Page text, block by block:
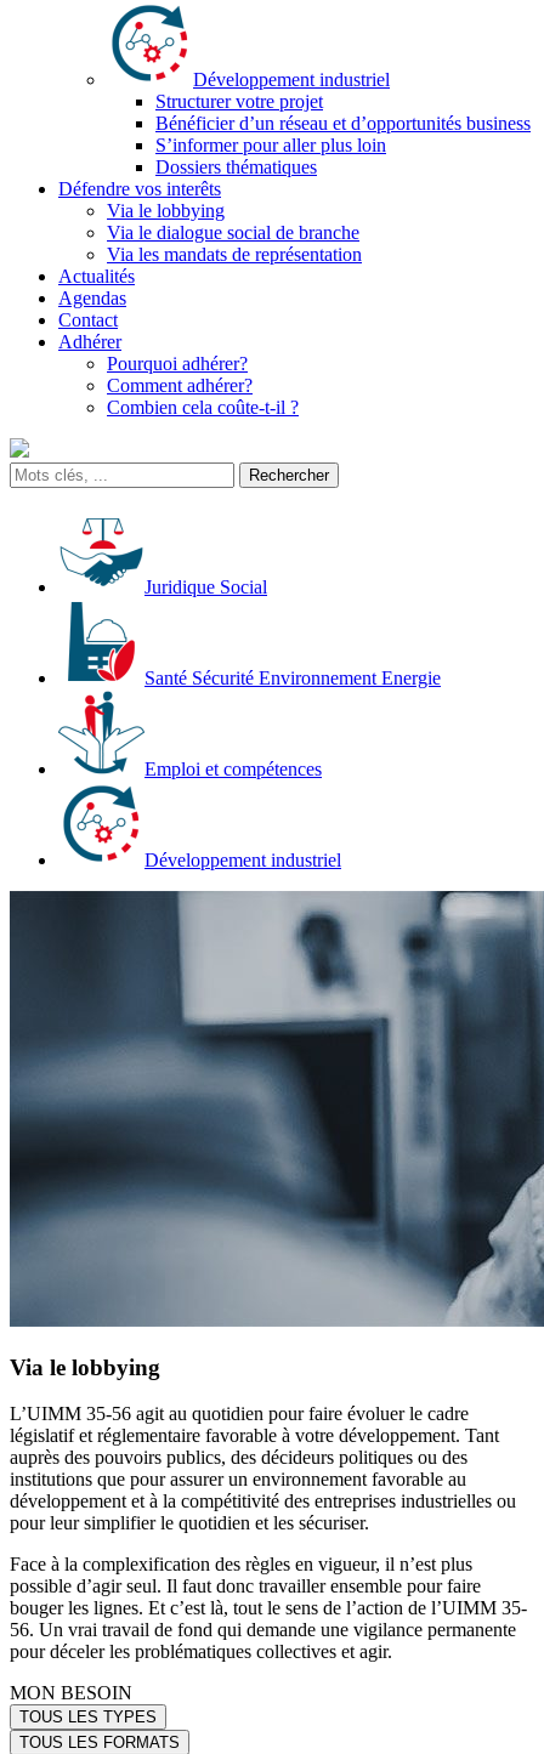
Développement industriel
Structurer votre projet
Bénéficier d’un réseau et d’opportunités business
S’informer pour aller plus loin
Dossiers thématiques
Défendre vos interêts
Via le lobbying
Via le dialogue social de branche
Via les mandats de représentation
Actualités
Agendas
Contact
Adhérer
Pourquoi adhérer?
Comment adhérer?
Combien cela coûte-t-il ?
Juridique Social
Santé Sécurité Environnement Energie
Emploi et compétences
Développement industriel
Via le lobbying
L’UIMM 35-56 agit au quotidien pour faire évoluer le cadre
législatif et réglementaire favorable à votre développement. Tant
auprès des pouvoirs publics, des décideurs politiques ou des
institutions que pour assurer un environnement favorable au
développement et à la compétitivité des entreprises industrielles ou
pour leur simplifier le quotidien et les sécuriser.
Face à la complexification des règles en vigueur, il n’est plus
possible d’agir seul. Il faut donc travailler ensemble pour faire
bouger les lignes. Et c’est là, tout le sens de l’action de l’UIMM 35-
56. Un vrai travail de fond qui demande une vigilance permanente
pour déceler les problématiques collectives et agir.
MON BESOIN
TOUS LES TYPES
TOUS LES FORMATS